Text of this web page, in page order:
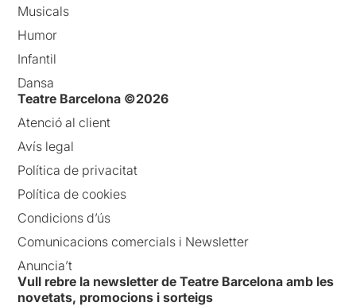
Musicals
Humor
Infantil
Dansa
Teatre Barcelona ©2026
Atenció al client
Avís legal
Política de privacitat
Política de cookies
Condicions d’ús
Comunicacions comercials i Newsletter
Anuncia’t
Vull rebre la newsletter de Teatre Barcelona amb les
novetats, promocions i sorteigs